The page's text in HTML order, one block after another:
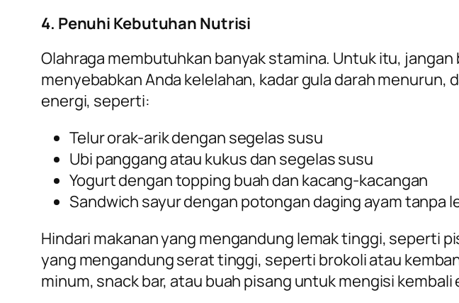
4. Penuhi Kebutuhan Nutrisi
Olahraga membutuhkan banyak stamina. Untuk itu,
menyebabkan Anda kelelahan, kadar gula darah
energi, seperti:
Telur orak-arik dengan segelas susu
Ubi panggang atau kukus dan segelas susu
Yogurt dengan topping buah dan kacang-kacangan
Sandwich sayur dengan potongan daging ayam tanpa
Hindari makanan yang mengandung lemak tinggi, seperti
yang mengandung serat tinggi, seperti brokoli atau
minum, snack bar, atau buah pisang untuk mengisi